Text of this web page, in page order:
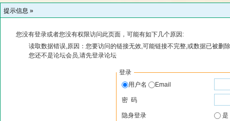
提示信息 »
您没有登录或者您没有权限访问此页面，可能有如下几个原因:
读取数据错误,原因：您要访问的链接无效,可能链接不完整,或数据已被删
您还不是论坛会员,请先登录论坛
登录
用户名
Email
密 码
隐身登录